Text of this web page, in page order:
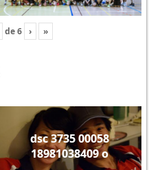
de6 › »
dsc 3735 00058
18981038409 o